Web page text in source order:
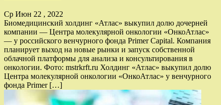
Ср Июн 22 , 2022
Биомедицинский холдинг «Атлас» выкупил долю дочерней
компании — Центра молекулярной онкологии «ОнкоАтлас»
— у российского венчурного фонда Primer Capital. Компания
планирует выход на новые рынки и запуск собственной
облачной платформы для анализа и консультирования в
онкологии. Фото: mstrkrft.ru Холдинг «Атлас» выкупил долю
Центра молекулярной онкологии «ОнкоАтлас» у венчурного
фонда Primer […]